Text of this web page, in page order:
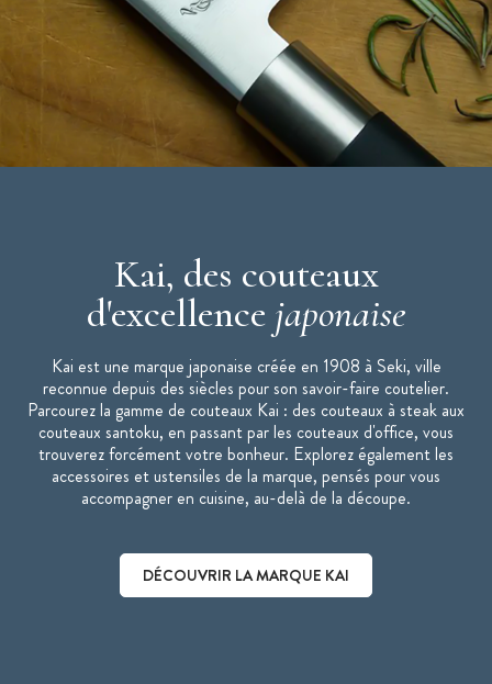
Finition de la lame : Microdentée
Epaisseur de la lame : 0,3 cm
Longueur des poignées : 9,3 cm
Ciseaux démontables
Gamme : Select 100
Kai, des couteaux
d'excellence japonaise
Kai est une marque japonaise créée en 1908 à Seki, ville
reconnue depuis des siècles pour son savoir-faire coutelier.
Parcourez la gamme de couteaux Kai : des couteaux à steak aux
couteaux santoku, en passant par les couteaux d'office, vous
trouverez forcément votre bonheur. Explorez également les
accessoires et ustensiles de la marque, pensés pour vous
accompagner en cuisine, au-delà de la découpe.
DÉCOUVRIR LA MARQUE KAI